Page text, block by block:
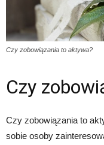
Czy zobowiązania to aktywa?
Czy
Czy zobowiązania to
sobie osoby